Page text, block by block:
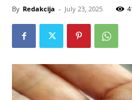
By Redakcija - July 23, 2025